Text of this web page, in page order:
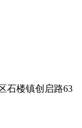
石楼镇创启路63